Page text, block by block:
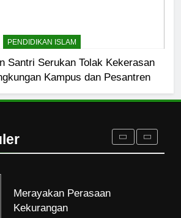
PENDIDIKAN ISLAM
Santri Serukan Tolak Kekerasan
Kampus dan Pesantren
Etika Buruk Kaum “Bangsawan”
Terancam dan Tipuan Diri
HIKMAH
Merayakan Perasaan
Kekurangan